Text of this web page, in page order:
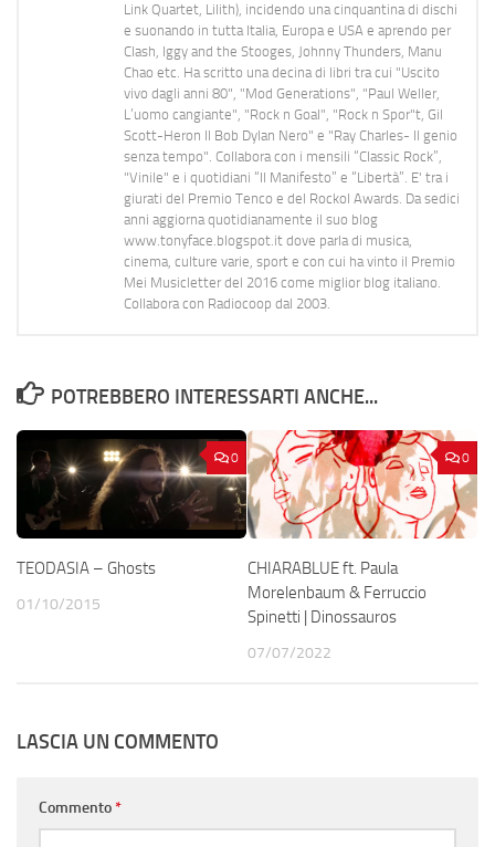
Link Quartet, Lilith), incidendo una cinquantina di dischi
e suonando in tutta Italia, Europa e USA e aprendo per
Clash, Iggy and the Stooges, Johnny Thunders, Manu
Chao etc. Ha scritto una decina di libri tra cui "Uscito
vivo dagli anni 80", "Mod Generations", "Paul Weller,
L’uomo cangiante", "Rock n Goal", "Rock n Spor"t, Gil
Scott-Heron Il Bob Dylan Nero" e "Ray Charles- Il genio
senza tempo". Collabora con i mensili “Classic Rock”,
"Vinile" e i quotidiani “Il Manifesto” e “Libertà”. E' tra i
giurati del Premio Tenco e del Rockol Awards. Da sedici
anni aggiorna quotidianamente il suo blog
www.tonyface.blogspot.it dove parla di musica,
cinema, culture varie, sport e con cui ha vinto il Premio
Mei Musicletter del 2016 come miglior blog italiano.
Collabora con Radiocoop dal 2003.
POTREBBERO INTERESSARTI ANCHE...
0
TEODASIA – Ghosts
01/10/2015
0
CHIARABLUE ft. Paula
Morelenbaum & Ferruccio
Spinetti | Dinossauros
07/07/2022
LASCIA UN COMMENTO
Commento*